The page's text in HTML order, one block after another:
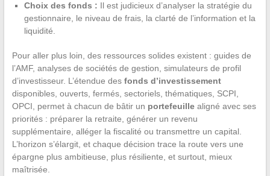
Choix des fonds : Il est judicieux d’analyser la stratégie du
gestionnaire, le niveau de frais, la clarté de l’information et la
liquidité.
Pour aller plus loin, des ressources solides existent : guides de
l’AMF, analyses de sociétés de gestion, simulateurs de profil
d’investisseur. L’étendue des fonds d’investissement
disponibles, ouverts, fermés, sectoriels, thématiques, SCPI,
OPCI, permet à chacun de bâtir un portefeuillealigné avec ses
priorités : préparer la retraite, générer un revenu
supplémentaire, alléger la fiscalité ou transmettre un capital.
L’horizon s’élargit, et chaque décision trace la route vers une
épargne plus ambitieuse, plus résiliente, et surtout, mieux
maîtrisée.